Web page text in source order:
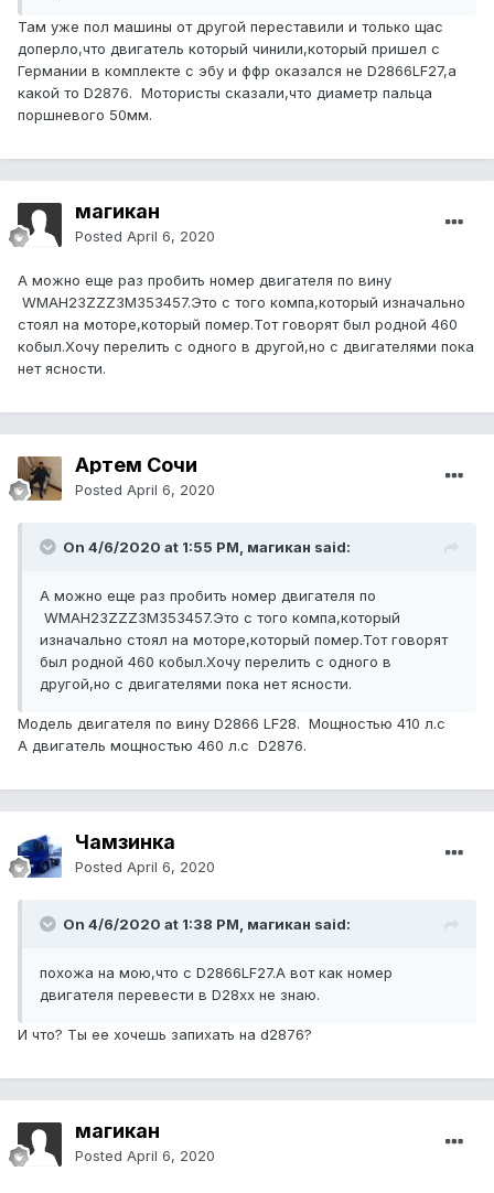
Там уже пол машины от другой переставили и только щас
доперло,что двигатель который чинили,который пришел с
Германии в комплекте с эбу и ффр оказался не D2866LF27,а
какой то D2876. Мотористы сказали,что диаметр пальца
поршневого 50мм.
магикан
Posted April 6, 2020
А можно еще раз пробить номер двигателя по вину
WMAH23ZZZ3M353457.Это с того компа,который изначально
стоял на моторе,который помер.Тот говорят был родной 460
кобыл.Хочу перелить с одного в другой,но с двигателями пока
нет ясности.
Артем Сочи
Posted April 6, 2020
On 4/6/2020 at 1:55 PM, магикан said:
А можно еще раз пробить номер двигателя по
WMAH23ZZZ3M353457.Это с того компа,который
изначально стоял на моторе,который помер.Тот говорят
был родной 460 кобыл.Хочу перелить с одного в
другой,но с двигателями пока нет ясности.
Модель двигателя по вину D2866 LF28. Мощностью 410 л.с
А двигатель мощностью 460 л.с D2876.
Чамзинка
Posted April 6, 2020
On 4/6/2020 at 1:38 PM, магикан said:
похожа на мою,что с D2866LF27.А вот как номер
двигателя перевести в D28xx не знаю.
И что? Ты ее хочешь запихать на d2876?
магикан
Posted April 6, 2020